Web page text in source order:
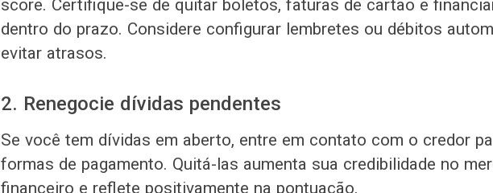
score. Certifique-se de quitar boletos, faturas de cartão e
dentro do prazo. Considere configurar lembretes ou débitos
evitar atrasos.
2. Renegocie dívidas pendentes
Se você tem dívidas em aberto, entre em contato com o credor
formas de pagamento. Quitá-las aumenta sua credibilidade no
financeiro e reflete positivamente na pontuação.